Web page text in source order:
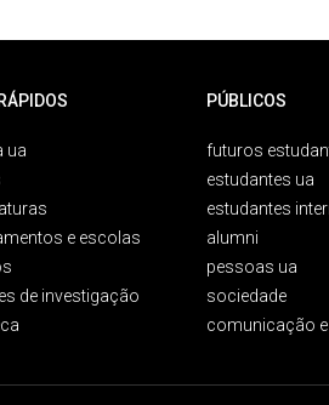
ua
e escolas
de investigação
PÚBLICOS
futuros
estudantes ua
estudantes
alumni
pessoas ua
sociedade
comunicação